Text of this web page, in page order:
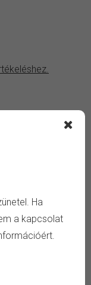
Ha
a kapcsolat
amire
táblázat oldalon